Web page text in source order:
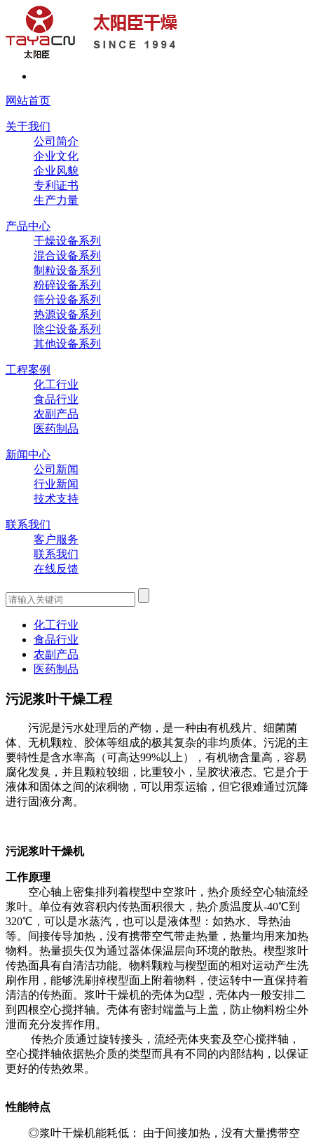
网站首页
关于我们
公司简介
企业文化
企业风貌
专利证书
生产力量
产品中心
干燥设备系列
混合设备系列
制粒设备系列
粉碎设备系列
筛分设备系列
热源设备系列
除尘设备系列
其他设备系列
工程案例
化工行业
食品行业
农副产品
医药制品
新闻中心
公司新闻
行业新闻
技术支持
联系我们
客户服务
联系我们
在线反馈
化工行业
食品行业
农副产品
医药制品
污泥浆叶干燥工程
污泥是污水处理后的产物，是一种由有机残片、细菌菌
体、无机颗粒、胶体等组成的极其复杂的非均质体。污泥的主
要特性是含水率高（可高达99%以上），有机物含量高，容易
腐化发臭，并且颗粒较细，比重较小，呈胶状液态。它是介于
液体和固体之间的浓稠物，可以用泵运输，但它很难通过沉降
进行固液分离。
污泥浆叶干燥机
工作原理
空心轴上密集排列着楔型中空浆叶，热介质经空心轴流经
浆叶。单位有效容积内传热面积很大，热介质温度从-40℃到
320℃，可以是水蒸汽，也可以是液体型：如热水、导热油
等。间接传导加热，没有携带空气带走热量，热量均用来加热
物料。热量损失仅为通过器体保温层向环境的散热。楔型浆叶
传热面具有自清洁功能。物料颗粒与楔型面的相对运动产生洗
刷作用，能够洗刷掉楔型面上附着物料，使运转中一直保持着
清洁的传热面。浆叶干燥机的壳体为Ω型，壳体内一般安排二
到四根空心搅拌轴。壳体有密封端盖与上盖，防止物料粉尘外
泄而充分发挥作用。
传热介质通过旋转接头，流经壳体夹套及空心搅拌轴，
空心搅拌轴依据热介质的类型而具有不同的内部结构，以保证
更好的传热效果。
性能特点
◎浆叶干燥机能耗低： 由于间接加热，没有大量携带空